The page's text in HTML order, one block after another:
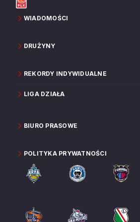
WIADOMOŚCI
DRUŻYNY
REKORDY INDYWIDUALNE
LIGA DZIAŁA
BIURO PRASOWE
POLITYKA PRYWATNOŚCI